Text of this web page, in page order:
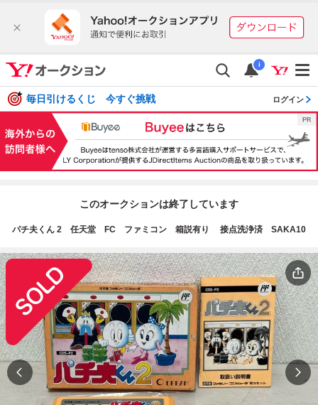
i
毎日引けるくじ 今すぐ挑戦 ログイン
このオークションは終了しています
パチ夫くん 2 任天堂 FC ファミコン 箱説有り 接点洗浄済 SAKA10